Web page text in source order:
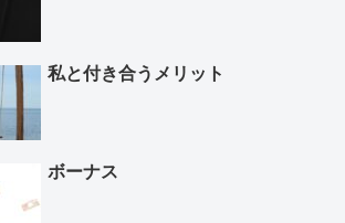
私と付き合うメリット
ボーナス